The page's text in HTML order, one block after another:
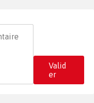
Valid
er